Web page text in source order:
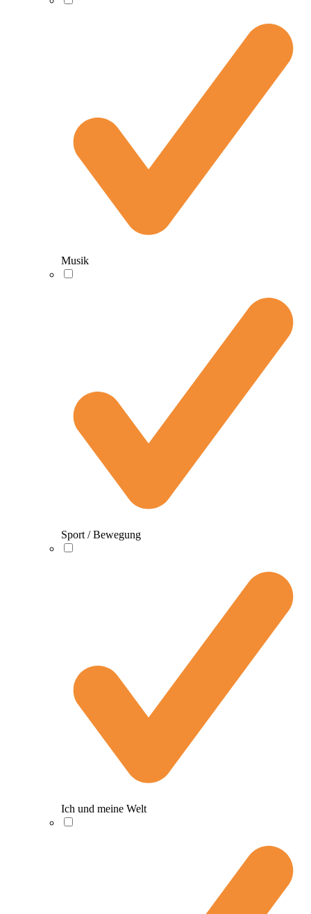
Musik
Sport / Bewegung
Ich und meine Welt